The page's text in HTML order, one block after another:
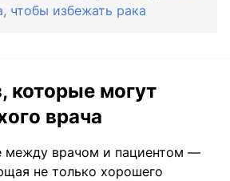
чтобы избежать рака
которые могут
врача
между врачом и пациентом —
не только хорошего